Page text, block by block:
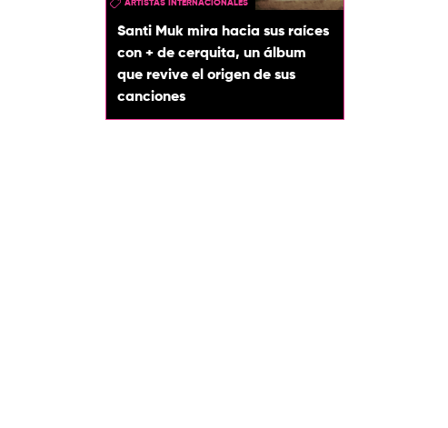
ARTISTAS INTERNACIONALES
Santi Muk mira hacia sus raíces
con + de cerquita, un álbum
que revive el origen de sus
canciones